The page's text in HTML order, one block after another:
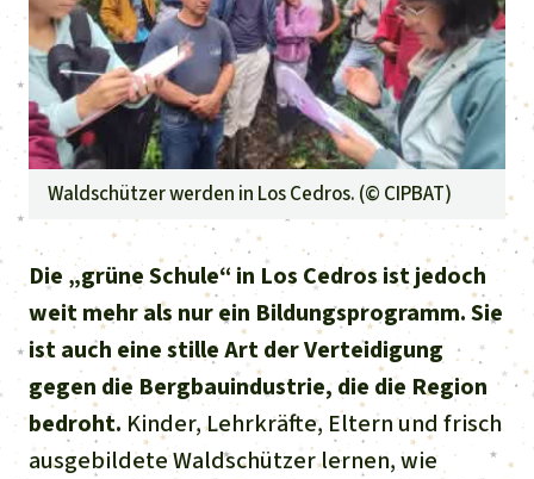
Waldschützer werden in Los Cedros. (© CIPBAT)
Die „grüne Schule“ in Los Cedros ist jedoch
weit mehr als nur ein Bildungsprogramm. Sie
ist auch eine stille Art der Verteidigung
gegen die Bergbauindustrie, die die Region
bedroht. Kinder, Lehrkräfte, Eltern und frisch
ausgebildete Waldschützer lernen, wie